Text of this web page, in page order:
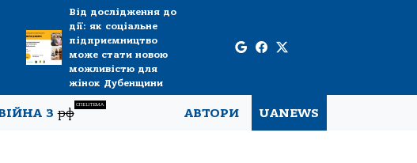
Від дослідження до
дії: як соціальне
підприємництво
може стати новою
можливістю для
жінок Дубенщини
Зрф
СПЕЦТЕМА
АВТОРИ UANEWS